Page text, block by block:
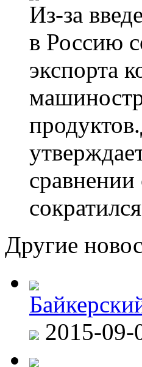
Из-за
в Россию
экспорта
Другие
2015-09-